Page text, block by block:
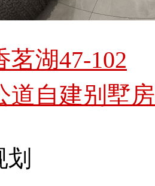
茗湖47-102
道自建别墅房